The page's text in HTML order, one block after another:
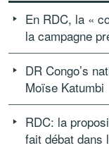
En RDC, la «
la campagne
DR Congo’s
Moïse Katumbi
RDC: la
fait débat dans